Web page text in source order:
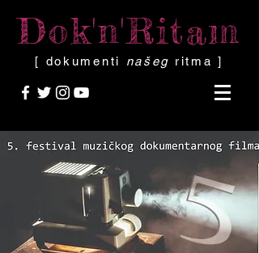
Dok'n'Ritam
[ dokumenti našeg ritma ]